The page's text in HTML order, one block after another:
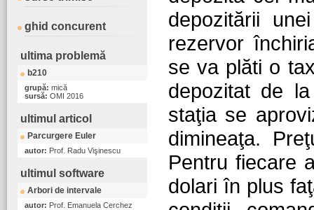
ghid concurent
ultima problemă
b210
grupă: mică
sursă: OMI 2016
ultimul articol
Parcurgere Euler
autor: Prof. Radu Vişinescu
ultimul software
Arbori de intervale
autor: Prof. Emanuela Cerchez
depozitării
rezervor
se va plăti o
depozitat de
staţia se
dimineaţa.
Pentru fiecare
dolari în plus